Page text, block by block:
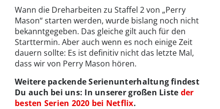
Wann die Dreharbeiten zu Staffel 2 von „Perry
Mason“ starten werden, wurde bislang noch nicht
bekanntgegeben. Das gleiche gilt auch für den
Starttermin. Aber auch wenn es noch einige Zeit
dauern sollte: Es ist definitiv nicht das letzte Mal,
dass wir von Perry Mason hören.
Weitere packende Serienunterhaltung findest
Du auch bei uns: In unserer großen Liste der
besten Serien 2020 bei Netflix.